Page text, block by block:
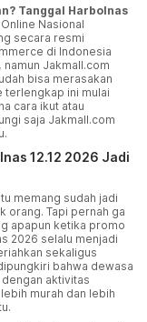
Tanggal Harbolnas
Nasional
secara resmi
di Indonesia
namun Jakmall.com
bisa merasakan
terlengkap ini mulai
cara ikut atau
saja Jakmall.com
12.12 2026 Jadi
memang sudah jadi
orang. Tapi pernah ga
apapun ketika promo
2026 selalu menjadi
sekaligus
bahwa dewasa
aktivitas
murah dan lebih